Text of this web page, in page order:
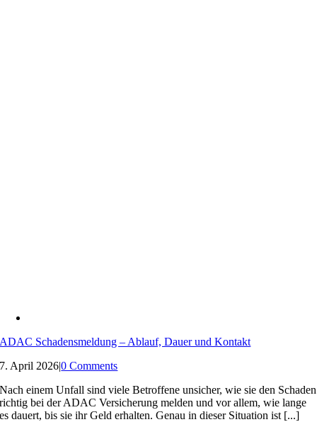
ADAC Schadensmeldung – Ablauf, Dauer und Kontakt
7. April 2026|0 Comments
Nach einem Unfall sind viele Betroffene unsicher, wie sie den Schaden
richtig bei der ADAC Versicherung melden und vor allem, wie lange
es dauert, bis sie ihr Geld erhalten. Genau in dieser Situation ist [...]